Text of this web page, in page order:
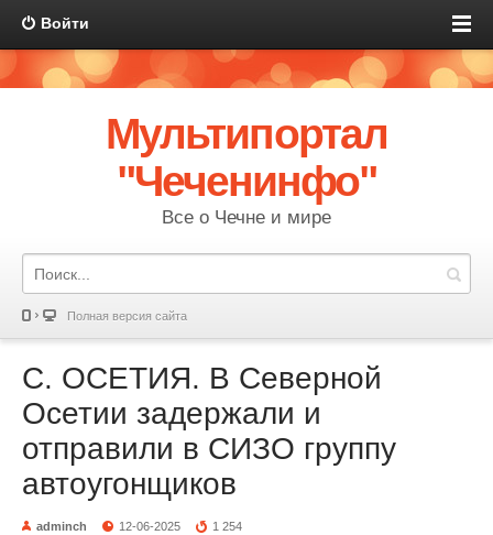
Войти
Мультипортал
"Чеченинфо"
Все о Чечне и мире
Полная версия сайта
С. ОСЕТИЯ. В Северной
Осетии задержали и
отправили в СИЗО группу
автоугонщиков
adminch 12-06-2025 1 254